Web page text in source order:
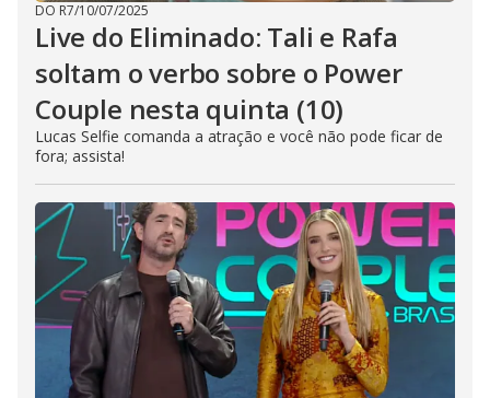
DO R7/10/07/2025
Live do Eliminado: Tali e Rafa
soltam o verbo sobre o Power
Couple nesta quinta (10)
Lucas Selfie comanda a atração e você não pode ficar de
fora; assista!